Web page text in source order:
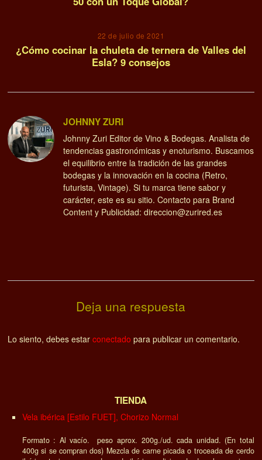
22 de julio de 2021
¿Cómo cocinar la chuleta de ternera de Valles del
Esla? 9 consejos
JOHNNY ZURI
Johnny Zuri Editor de Vino & Bodegas. Analista de
tendencias gastronómicas y enoturismo. Buscamos
el equilibrio entre la tradición de las grandes
bodegas y la innovación en la cocina (Retro,
futurista, Vintage). Si tu marca tiene sabor y
carácter, este es su sitio. Contacto para Brand
Content y Publicidad: direccion@zurired.es
Deja una respuesta
Lo siento, debes estarconectado para publicar un comentario.
TIENDA
Vela ibérica [Estilo FUET], Chorizo Normal
Formato : Al vacío. peso aprox. 200g./ud. cada unidad. (En total
400g si se compran dos) Mezcla de carne picada o troceada de cerdo